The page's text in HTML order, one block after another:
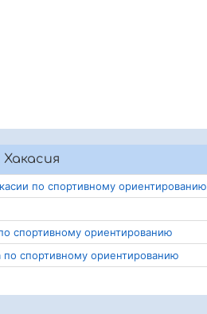
по спортивному ориентированию
спортивному ориентированию
спортивному ориентированию